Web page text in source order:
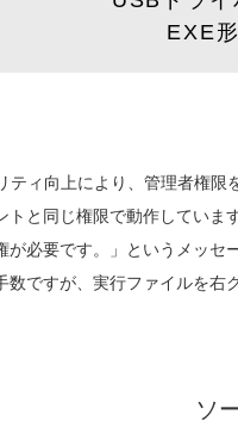
EXE
ィ向上により、管理者権
と同じ権限で動作してい
必要です。」というメッ
ですが、実行ファイルを右
ソ